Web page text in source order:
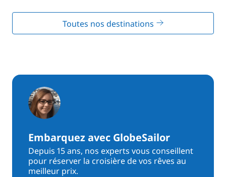
Toutes nos destinations
Embarquez avec GlobeSailor
Depuis 15 ans, nos experts vous conseillent
pour réserver la croisière de vos rêves au
meilleur prix.